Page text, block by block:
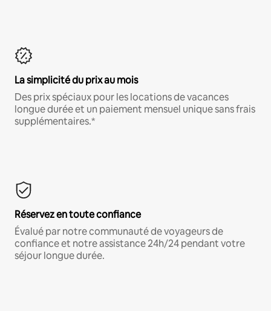
La simplicité du prix au mois
Des prix spéciaux pour les locations de vacances
longue durée et un paiement mensuel unique sans frais
supplémentaires.*
Réservez en toute confiance
Évalué par notre communauté de voyageurs de
confiance et notre assistance 24h/24 pendant votre
séjour longue durée.